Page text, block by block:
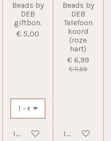
Beads by
DEB
giftbon.
€ 5,00
In winkelwagen
Beads by
DEB
Telefoon
koord
(roze
hart)
€ 6,99
€ 11,99
In